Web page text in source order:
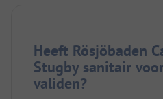
Heeft Rösjöbaden
Stugby sanitair
validen?